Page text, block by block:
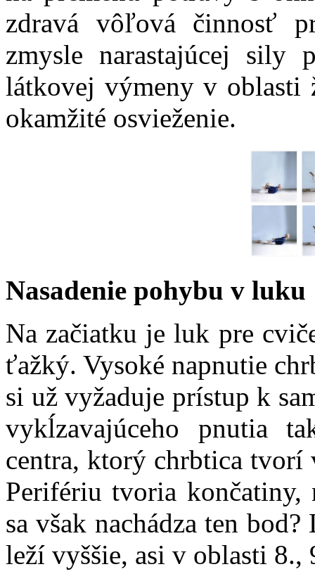
zdravá vôľová činnosť
zmysle narastajúcej sily
látkovej výmeny v oblasti
okamžité osvieženie.
Nasadenie pohybu v luku
Na začiatku je luk pre
ťažký. Vysoké napnutie
si už vyžaduje prístup k
vykĺzavajúceho pnutia
centra, ktorý chrbtica tvorí
Perifériu tvoria končatiny,
sa však nachádza ten
leží vyššie, asi v oblasti 8.,